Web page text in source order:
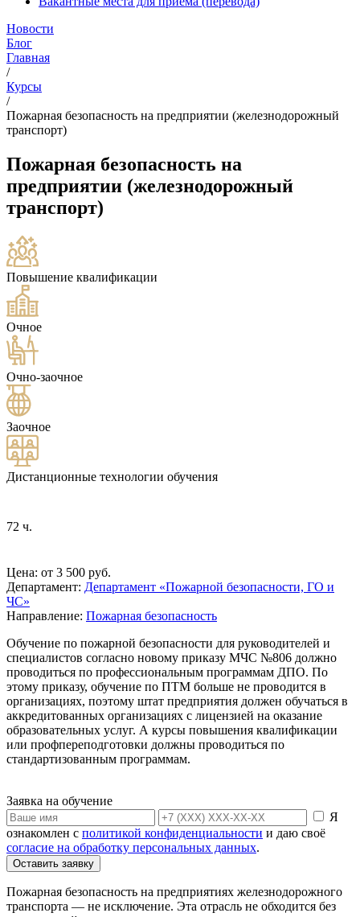
Новости
Блог
Главная
/
Курсы
/
Пожарная безопасность на предприятии (железнодорожный
транспорт)
Пожарная безопасность на
предприятии (железнодорожный
транспорт)
Повышение квалификации
Очное
Очно-заочное
Заочное
Дистанционные технологии обучения
72 ч.
Цена: от 3 500 руб.
Департамент: Департамент «Пожарной безопасности, ГО и
ЧС»
Направление: Пожарная безопасность
Обучение по пожарной безопасности для руководителей и
специалистов согласно новому приказу МЧС №806 должно
проводиться по профессиональным программам ДПО. По
этому приказу, обучение по ПТМ больше не проводится в
организациях, поэтому штат предприятия должен обучаться в
аккредитованных организациях с лицензией на оказание
образовательных услуг. А курсы повышения квалификации
или профпереподготовки должны проводиться по
стандартизованным программам.
Заявка на обучение
Я
ознакомлен с политикой конфиденциальности и даю своё
согласие на обработку персональных данных.
Оставить заявку
Пожарная безопасность на предприятиях железнодорожного
транспорта — не исключение. Эта отрасль не обходится без